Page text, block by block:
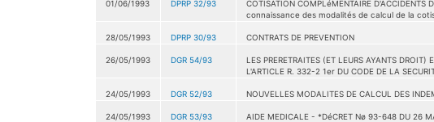
01/06/1993 DPRP 32/93
COTISATION COMPLéMENTAIRE
connaissance des modalités de calcul de la
28/05/1993 DPRP 30/93 CONTRATS DE PREVENTION
26/05/1993 DGR 54/93
LES PRERETRAITES (ET LEURS AYANTS DROIT)
L'ARTICLE R. 332-2 1er DU CODE DE LA
24/05/1993 DGR 52/93 NOUVELLES MODALITES DE CALCUL DES
24/05/1993 DGR 53/93 AIDE MEDICALE - *DéCRET Nø 93-648 DU 26